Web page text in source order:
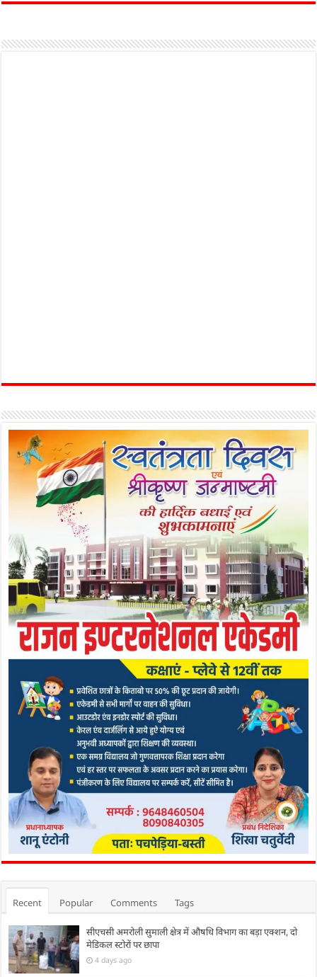
Recent Popular Comments Tags
सीएचसी अमरोली सुमाली क्षेत्र में औषधि विभाग का बड़ा एक्शन, दो
मेडिकल स्टोरों पर छापा
4 days ago